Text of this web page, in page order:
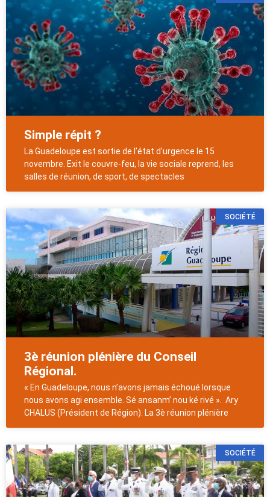
Simple répit ?
La Guadeloupe est sortie de l’état d’urgence le 15
novembre. Exit le couvre-feu, la vie sociale reprend, les
salles de réunion, de sport, de spectacles
SOCIÉTÉ
3è réunion plénière du Conseil
Régional.
« En Guadeloupe, nous n’avons jamais échoué lorsque
nous avons agi ensemble. Sé ansanm’ nou ké rivé ». Ary
CHALUS (Président de Région). La 3è réunion plénière
SOCIÉTÉ